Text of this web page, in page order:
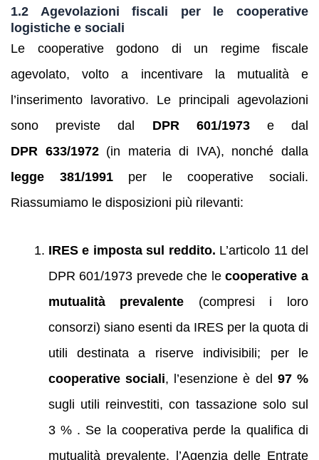
1.2 Agevolazioni fiscali per le cooperative
logistiche e sociali
Le cooperative godono di un regime fiscale
agevolato, volto a incentivare la mutualità e
l’inserimento lavorativo. Le principali agevolazioni
sono previste dal DPR 601/1973e dal
DPR 633/1972(in materia di IVA), nonché dalla
legge 381/1991per le cooperative sociali.
Riassumiamo le disposizioni più rilevanti:
IRES e imposta sul reddito. L’articolo 11 del
DPR 601/1973 prevede che lecooperative a
mutualità prevalente (compresi i loro
consorzi) siano esenti da IRES per la quota di
utili destinata a riserve indivisibili; per le
cooperative sociali, l’esenzione è del 97 %
sugli utili reinvestiti, con tassazione solo sul
3 % . Se la cooperativa perde la qualifica di
mutualità prevalente, l’Agenzia delle Entrate